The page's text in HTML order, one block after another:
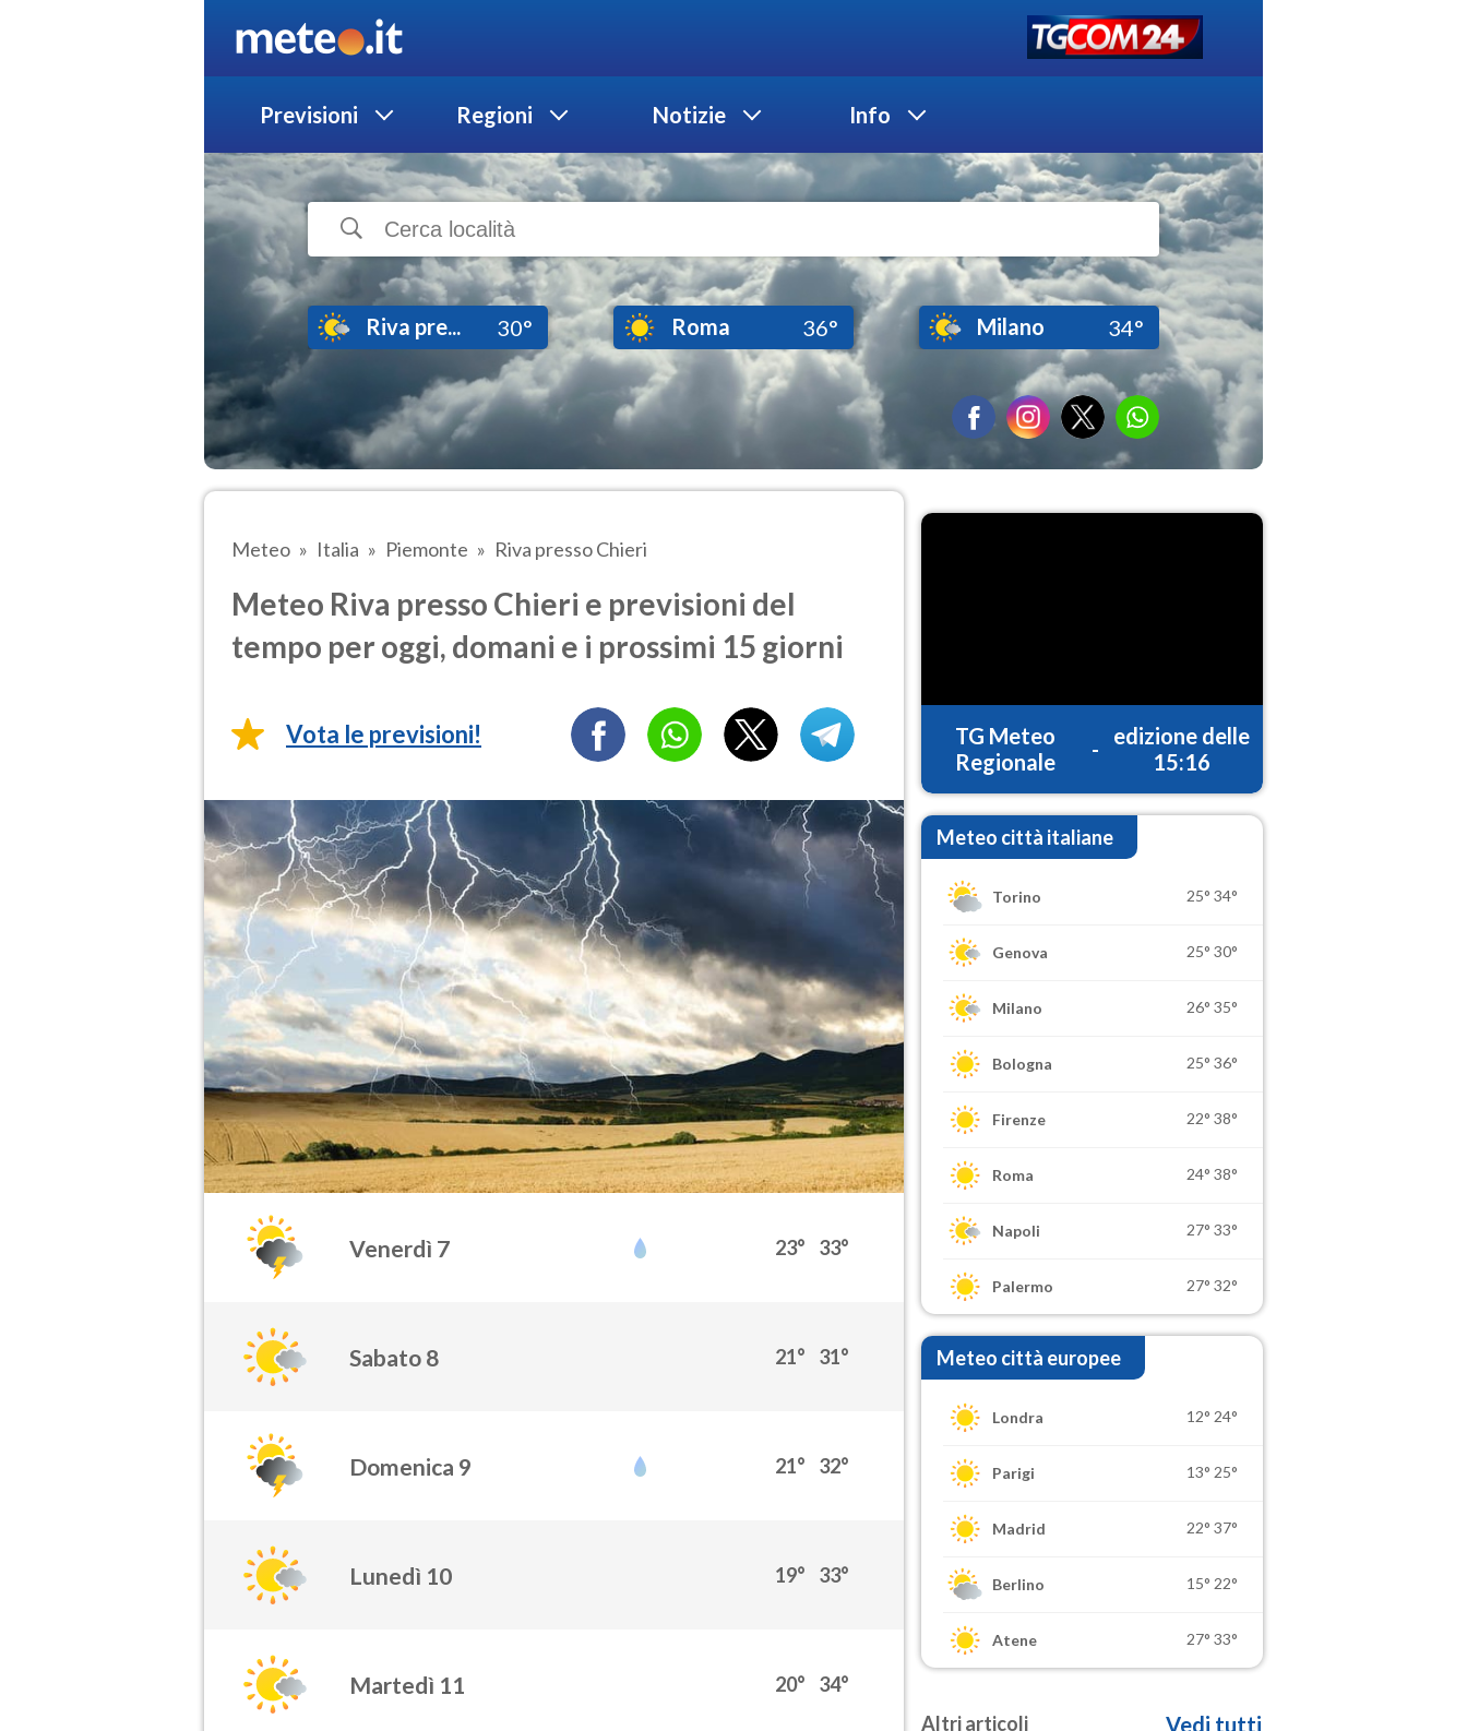
Previsioni Regioni Notizie Info
Riva pre... 30° Roma 36° Milano 34°
Meteo Italia Piemonte Riva presso Chieri
Meteo Riva presso Chieri e previsioni del
tempo per oggi, domani e i prossimi 15 giorni
Vota le previsioni!
Venerdì 7 23° 33°
Sabato 8 21° 31°
Domenica 9 21° 32°
Lunedì 10 19° 33°
Martedì 11 20° 34°
TG Meteo
Regionale
-
edizione delle
15:16
Meteo città italiane
Torino 25° 34°
Genova 25° 30°
Milano 26° 35°
Bologna 25° 36°
Firenze 22° 38°
Roma 24° 38°
Napoli 27° 33°
Palermo 27° 32°
Meteo città europee
Londra 12° 24°
Parigi 13° 25°
Madrid 22° 37°
Berlino 15° 22°
Atene 27° 33°
Altri articoli Vedi tutti